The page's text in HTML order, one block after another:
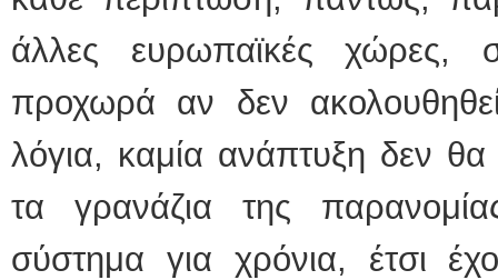
άλλες ευρωπαϊκές χώρες,
προχωρά αν δεν
λόγια, καμία ανάπτυξη δεν
τα γρανάζια της
σύστημα για χρόνια, έτσι